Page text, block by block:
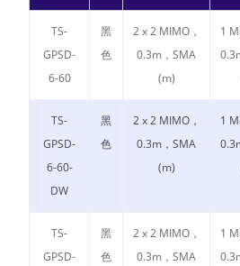
TS-
GPSD-
6-60
黑
色
2 x 2 MIMO，
0.3m，SMA
(m)
1
TS-
GPSD-
6-60-
DW
黑
色
2 x 2 MIMO，
0.3m，SMA
(m)
1
TS-
GPSD-
黑
色
2 x 2 MIMO，
0.3m，SMA
1